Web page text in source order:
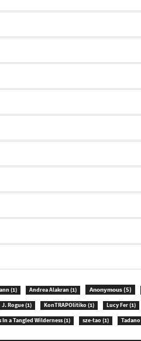
(1) Andrea Alakran(1) Anonymous(5)
J. Rogue(1) KonTRAPOlitiko(1) Lucy Fer(1)
In a Tangled Wilderness(1) sze-tao(1) Tadano